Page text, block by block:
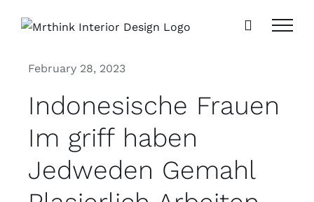
February 28, 2023
Indonesische Frauen
Im griff haben
Jedweden Gemahl